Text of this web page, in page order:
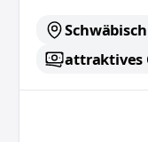
attraktives